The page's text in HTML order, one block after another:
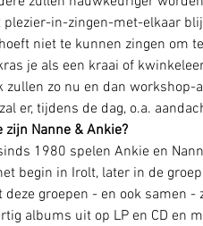
plezier-in-zingen-met-elkaar
niet te kunnen zingen om
je als een kraai of
zullen zo nu en dan
er, tijdens de dag, o.a.
zijn Nanne & Ankie?
1980 spelen Ankie en
begin in Irolt, later in de
deze groepen - en ook samen
albums uit op LP en CD en